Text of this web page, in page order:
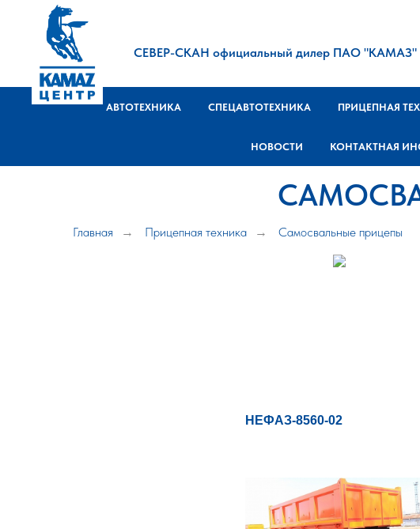
СЕВЕР-СКАН официальный дилер ПАО "КАМАЗ"
АВТОТЕХНИКА СПЕЦАВТОТЕХНИКА ПРИЦЕПНАЯ
НОВОСТИ КОНТАКТНАЯ
Главная → Прицепная техника → Самосвальные прицепы
НЕФАЗ-8560-02